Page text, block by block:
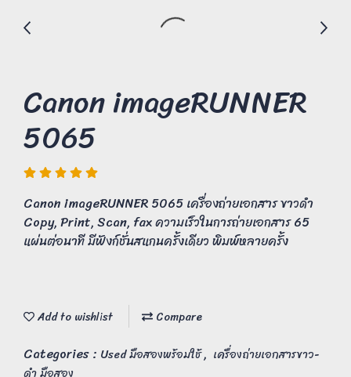
Canon imageRUNNER
5065
Canon imageRUNNER 5065 เครื่องถ่ายเอกสาร ขาวดำ
Copy, Print, Scan, fax ความเร็วในการถ่ายเอกสาร 65
แผ่นต่อนาที มีฟังก์ชั่นสแกนครั้งเดียว พิมพ์หลายครั้ง
Add to wishlist Compare
Categories : Used มือสองพร้อมใช้, เครื่องถ่ายเอกสารขาว-